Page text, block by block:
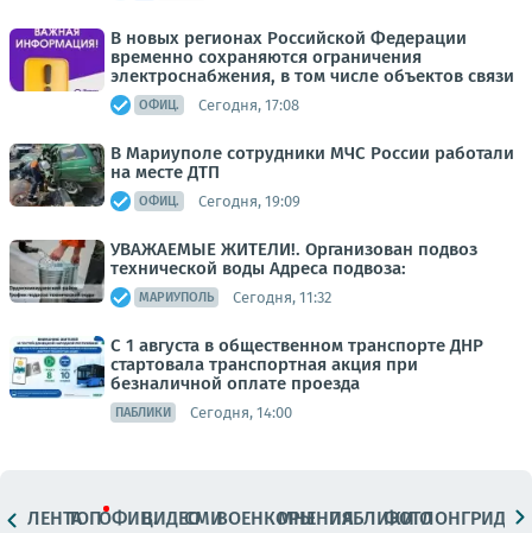
В новых регионах Российской Федерации
временно сохраняются ограничения
электроснабжения, в том числе объектов связи
ОФИЦ. Сегодня, 17:08
В Мариуполе сотрудники МЧС России работали
на месте ДТП
ОФИЦ. Сегодня, 19:09
УВАЖАЕМЫЕ ЖИТЕЛИ!. Организован подвоз
технической воды Адреса подвоза:
МАРИУПОЛЬ Сегодня, 11:32
С 1 августа в общественном транспорте ДНР
стартовала транспортная акция при
безналичной оплате проезда
ПАБЛИКИ Сегодня, 14:00
ЛЕНТАТОПОФИЦ.ВИДЕОСМИВОЕНКОРЫМНЕНИЯПАБЛИКИ
ФОТОЛОНГРИДЫ